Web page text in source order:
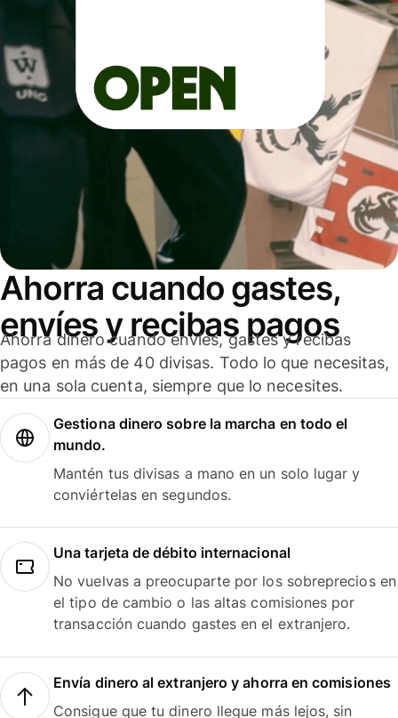
Ahorra cuando gastes,
envíes y recibas pagos
Ahorra dinero cuando envíes, gastes y recibas
pagos en más de 40 divisas. Todo lo que necesitas,
en una sola cuenta, siempre que lo necesites.
Gestiona dinero sobre la marcha en todo el
mundo.
Mantén tus divisas a mano en un solo lugar y
conviértelas en segundos.
Una tarjeta de débito internacional
No vuelvas a preocuparte por los sobreprecios en
el tipo de cambio o las altas comisiones por
transacción cuando gastes en el extranjero.
Envía dinero al extranjero y ahorra en comisiones
Consigue que tu dinero llegue más lejos, sin